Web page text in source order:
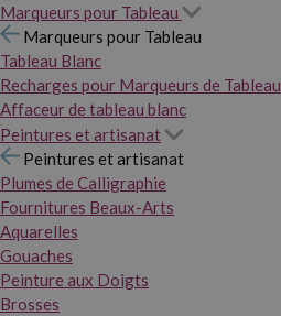
Marqueurs pour Tableau
Marqueurs pour Tableau
Tableau Blanc
Recharges pour Marqueurs de Tableau
Affaceur de tableau blanc
Peintures et artisanat
Peintures et artisanat
Plumes de Calligraphie
Fournitures Beaux-Arts
Aquarelles
Gouaches
Peinture aux Doigts
Brosses